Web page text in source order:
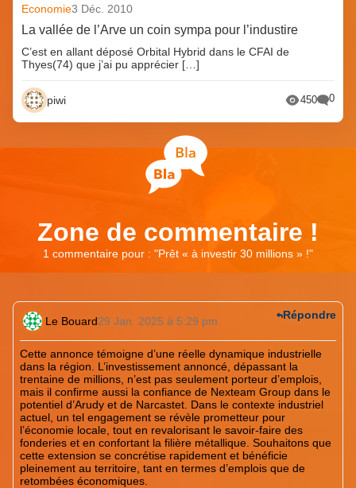
Economie3 Déc. 2010
La vallée de l’Arve un coin sympa pour l’industire
C’est en allant déposé Orbital Hybrid dans le CFAI de
Thyes(74) que j’ai pu apprécier […]
piwi 450 0
Zone de commentaire !
1 commentaire pour : "Prêt « à investir 30 millions » !"
Le Bouard29 Jan. 2025 à 5:29 pm
Cette annonce témoigne d’une réelle dynamique industrielle
dans la région. L’investissement annoncé, dépassant la
trentaine de millions, n’est pas seulement porteur d’emplois,
mais il confirme aussi la confiance de Nexteam Group dans le
potentiel d’Arudy et de Narcastet. Dans le contexte industriel
actuel, un tel engagement se révèle prometteur pour
l’économie locale, tout en revalorisant le savoir-faire des
fonderies et en confortant la filière métallique. Souhaitons que
cette extension se concrétise rapidement et bénéficie
pleinement au territoire, tant en termes d’emplois que de
retombées économiques.
Répondre